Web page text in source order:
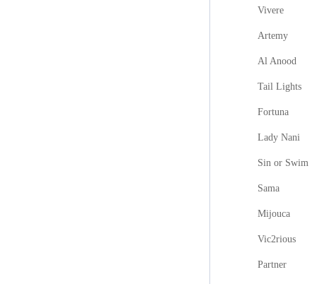
Vivere
Artemy
Al Anood
Tail Lights
Fortuna
Lady Nani
Sin or Swim
Sama
Mijouca
Vic2rious
Partner